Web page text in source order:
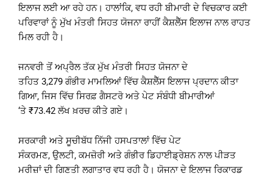
ਇਲਾਜ ਲਈ ਆ ਰਹੇ ਹਨ। ਹਾਲਾਂਕਿ, ਵਧ ਰਹੀ ਬੀਮਾਰੀ ਦੇ ਵਿਚਕਾਰ ਕਈ
ਪਰਿਵਾਰਾਂ ਨੂੰ ਮੁੱਖ ਮੰਤਰੀ ਸਿਹਤ ਯੋਜਨਾ ਰਾਹੀਂ ਕੈਸ਼ਲੈੱਸ ਇਲਾਜ ਨਾਲ ਰਾਹਤ
ਮਿਲ ਰਹੀ ਹੈ।
ਜਨਵਰੀ ਤੋਂ ਅਪ੍ਰੈਲ ਤੱਕ ਮੁੱਖ ਮੰਤਰੀ ਸਿਹਤ ਯੋਜਨਾ ਦੇ
ਤਹਿਤ 3,279 ਗੰਭੀਰ ਮਾਮਲਿਆਂ ਵਿੱਚ ਕੈਸ਼ਲੈੱਸ ਇਲਾਜ ਪ੍ਰਦਾਨ ਕੀਤਾ
ਗਿਆ, ਜਿਸ ਵਿੱਚ ਸਿਰਫ਼ ਗੈਸਟਰੋ ਅਤੇ ਪੇਟ ਸੰਬੰਧੀ ਬੀਮਾਰੀਆਂ
‘ਤੇ ₹73.42 ਲੱਖ ਖ਼ਰਚ ਕੀਤੇ ਗਏ।
ਸਰਕਾਰੀ ਅਤੇ ਸੂਚੀਬੱਧ ਨਿੱਜੀ ਹਸਪਤਾਲਾਂ ਵਿੱਚ ਪੇਟ
ਸੰਕਰਮਣ, ਉਲਟੀ, ਕਮਜ਼ੋਰੀ ਅਤੇ ਗੰਭੀਰ ਡਿਹਾਈਡ੍ਰੇਸ਼ਨ ਨਾਲ ਪੀੜਤ
ਮਰੀਜ਼ਾਂ ਦੀ ਗਿਣਤੀ ਲਗਾਤਾਰ ਵਧ ਰਹੀ ਹੈ। ਯੋਜਨਾ ਦੇ ਇਲਾਜ ਰਿਕਾਰਡ